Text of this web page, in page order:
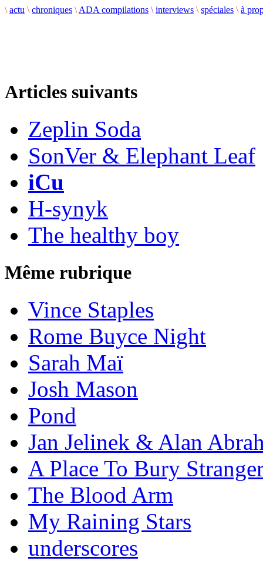
\ actu \ chroniques \ ADA compilations \ interviews \ spéciales \ à
Articles suivants
Zeplin Soda
SonVer & Elephant Leaf
iCu
H-synyk
The healthy boy
Même rubrique
Vince Staples
Rome Buyce Night
Sarah Maï
Josh Mason
Pond
Jan Jelinek & Alan
A Place To Bury
The Blood Arm
My Raining Stars
underscores